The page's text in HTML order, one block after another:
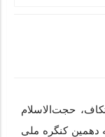
اعتکاف امام
در گسترش
معنویت را در
حجت‌الاسلام
دهمین کنگره ملی